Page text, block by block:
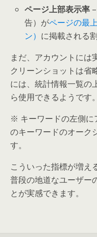
ページ上部表示率
告）がページの最
ン） に掲載される
まだ、アカウントには
クリーンショットは省
には、統計情報一覧の
ら使用できるようです。
※ キーワードの左側に
のキーワードのオーク
す。
こういった指標が増え
普段の地道なユーザー
とが実感できます。